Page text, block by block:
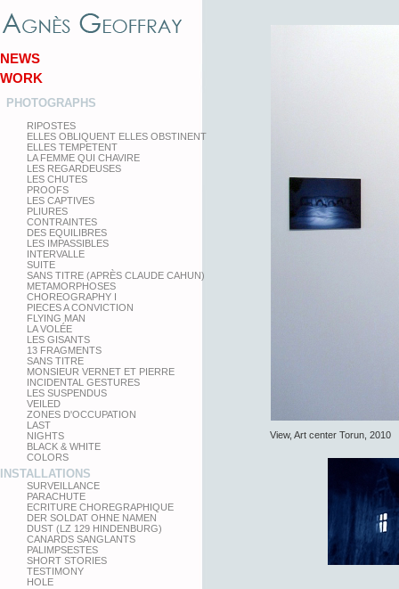
NEWS
WORK
PHOTOGRAPHS
RIPOSTES
ELLES OBLIQUENT ELLES OBSTINENT
ELLES TEMPETENT
LA FEMME QUI CHAVIRE
LES REGARDEUSES
LES CHUTES
PROOFS
LES CAPTIVES
PLIURES
CONTRAINTES
DES EQUILIBRES
LES IMPASSIBLES
INTERVALLE
SUITE
SANS TITRE (APRÈS CLAUDE CAHUN)
METAMORPHOSES
CHOREOGRAPHY I
PIECES A CONVICTION
FLYING MAN
LA VOLÉE
LES GISANTS
13 FRAGMENTS
SANS TITRE
MONSIEUR VERNET ET PIERRE
INCIDENTAL GESTURES
LES SUSPENDUS
VEILED
ZONES D'OCCUPATION
LAST
NIGHTS
BLACK & WHITE
COLORS
INSTALLATIONS
SURVEILLANCE
PARACHUTE
ECRITURE CHOREGRAPHIQUE
DER SOLDAT OHNE NAMEN
DUST (LZ 129 HINDENBURG)
CANARDS SANGLANTS
PALIMPSESTES
SHORT STORIES
TESTIMONY
HOLE
View, Art center Torun, 2010